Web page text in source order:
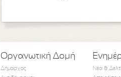
Οργανωτική Δομή
Δήμαρχος
Νέα &